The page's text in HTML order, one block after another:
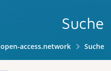
Suche
open-access.network Suche